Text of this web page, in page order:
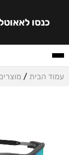
כנסו
עמוד הבית /